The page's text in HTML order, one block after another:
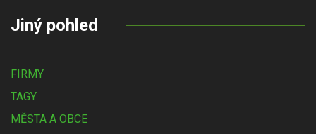
Jiný pohled
FIRMY
TAGY
MĚSTA A OBCE